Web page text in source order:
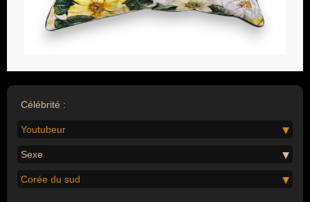
Célébrité :
Youtubeur
Sexe
Corée du sud